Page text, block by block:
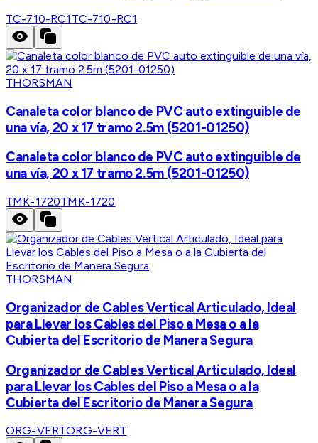
TC-710-RC1 TC-710-RC1
THORSMAN
Canaleta color blanco de PVC auto extinguible de
una vía, 20 x 17 tramo 2.5m (5201-01250)
Canaleta color blanco de PVC auto extinguible de
una vía, 20 x 17 tramo 2.5m (5201-01250)
TMK-1720TMK-1720
THORSMAN
Organizador de Cables Vertical Articulado, Ideal
para Llevar los Cables del Piso a Mesa o a la
Cubierta del Escritorio de Manera Segura
Organizador de Cables Vertical Articulado, Ideal
para Llevar los Cables del Piso a Mesa o a la
Cubierta del Escritorio de Manera Segura
ORG-VERTORG-VERT